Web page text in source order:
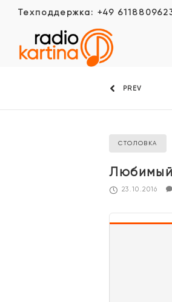
Техподдержка: +49
PREV
СТОЛОВКА
Любимый
23.10.2016